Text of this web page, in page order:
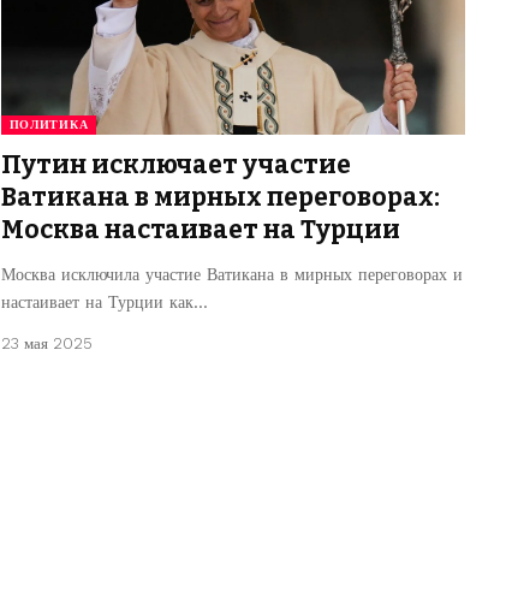
ПОЛИТИКА
Путин исключает участие
Ватикана в мирных переговорах:
Москва настаивает на Турции
Москва исключила участие Ватикана в мирных переговорах и
настаивает на Турции как…
23 мая 2025